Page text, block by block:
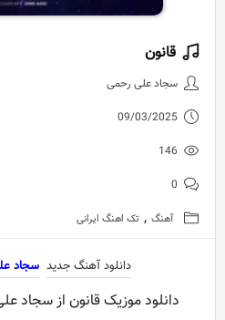
دانلود آهنگ
قانون
سجاد علی رحمی
09/03/2025
146
0
آهنگ , تک اهنگ ایرانی
دانلود آهنگ جدید سجاد
دانلود موزیک قانون از سجاد